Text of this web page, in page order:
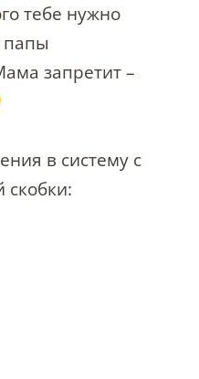
тебе нужно
папы
запретит –
в систему с